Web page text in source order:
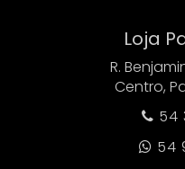
Loja
R.
Centro,
 54
 54